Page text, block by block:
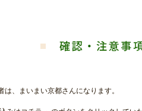
は、まいまい京都さんになります。